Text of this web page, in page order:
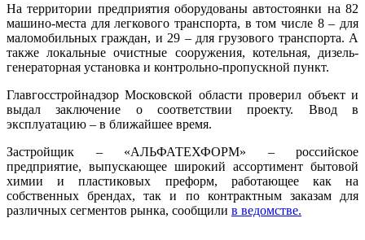
На территории предприятия оборудованы автостоянки на 82
машино-места для легкового транспорта, в том числе 8 – для
маломобильных граждан, и 29 – для грузового транспорта. А
также локальные очистные сооружения, котельная, дизель-
генераторная установка и контрольно-пропускной пункт.
Главгосстройнадзор Московской области проверил объект и
выдал заключение о соответствии проекту. Ввод в
эксплуатацию – в ближайшее время.
Застройщик – «АЛЬФАТЕХФОРМ» – российское
предприятие, выпускающее широкий ассортимент бытовой
химии и пластиковых преформ, работающее как на
собственных брендах, так и по контрактным заказам для
различных сегментов рынка, сообщили в ведомстве.